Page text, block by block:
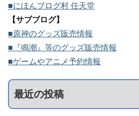
■にほんブログ村 任天堂
【サブブログ】
■原神のグッズ販売情報
■『鳴潮』等のグッズ販売情報
■ゲームやアニメ予約情報
最近の投稿